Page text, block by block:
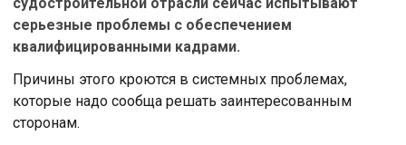
серьезные проблемы с обеспечением
квалифицированными кадрами.
Причины этого кроются в системных проблемах,
которые надо сообща решать заинтересованным
сторонам.